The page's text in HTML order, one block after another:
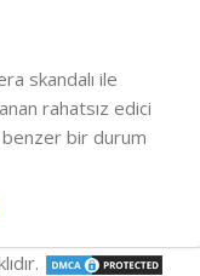
skandalı ile
rahatsız edici
benzer bir durum